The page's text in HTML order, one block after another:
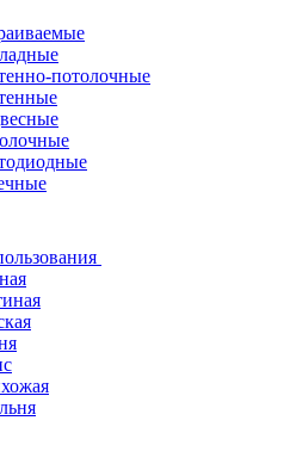
потолочные